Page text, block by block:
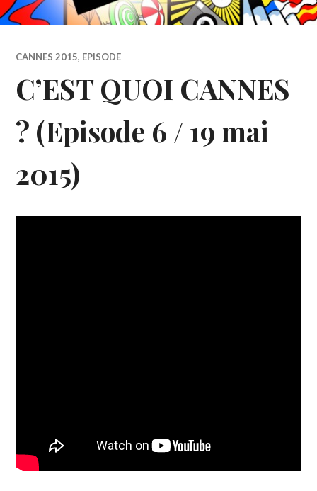
CANNES 2015, EPISODE
C’EST QUOI CANNES
? (Episode 6 / 19 mai
2015)